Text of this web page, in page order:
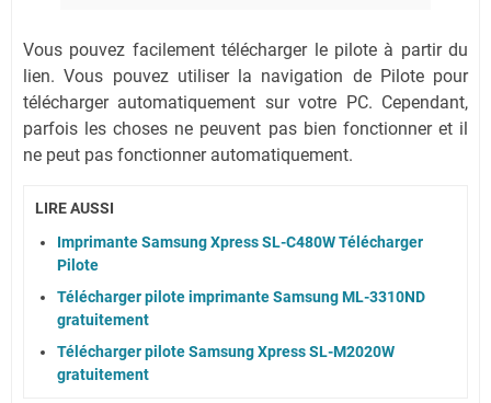
Vous pouvez facilement télécharger le pilote à partir du
lien.Vous pouvez utiliser la navigation de Pilote pour
télécharger automatiquement sur votre PC. Cependant,
parfois les choses ne peuvent pas bien fonctionner et il
ne peut pas fonctionner automatiquement.
LIRE AUSSI
Imprimante Samsung Xpress SL-C480W Télécharger
Pilote
Télécharger pilote imprimante Samsung ML-3310ND
gratuitement
Télécharger pilote Samsung Xpress SL-M2020W
gratuitement